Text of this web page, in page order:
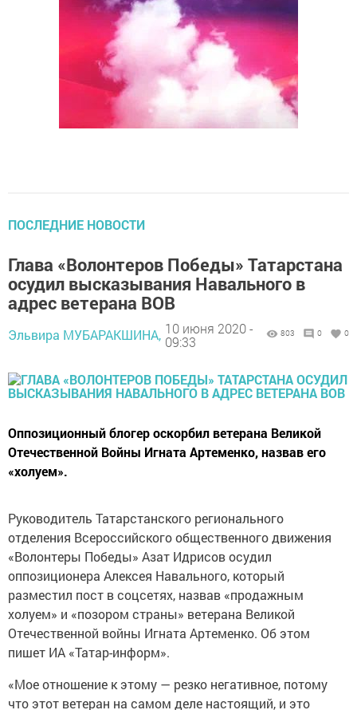
ПОСЛЕДНИЕ НОВОСТИ
Глава «Волонтеров Победы» Татарстана
осудил высказывания Навального в
адрес ветерана ВОВ
Эльвира МУБАРАКШИНА, 10 июня 2020 -
09:33
803 0 0
Оппозиционный блогер оскорбил ветерана Великой
Отечественной Войны Игната Артеменко, назвав его
«холуем».
Руководитель Татарстанского регионального
отделения Всероссийского общественного движения
«Волонтеры Победы» Азат Идрисов осудил
оппозиционера Алексея Навального, который
разместил пост в соцсетях, назвав «продажным
холуем» и «позором страны» ветерана Великой
Отечественной войны Игната Артеменко. Об этом
пишет ИА «Татар-информ».
«Мое отношение к этому — резко негативное, потому
что этот ветеран на самом деле настоящий, и это